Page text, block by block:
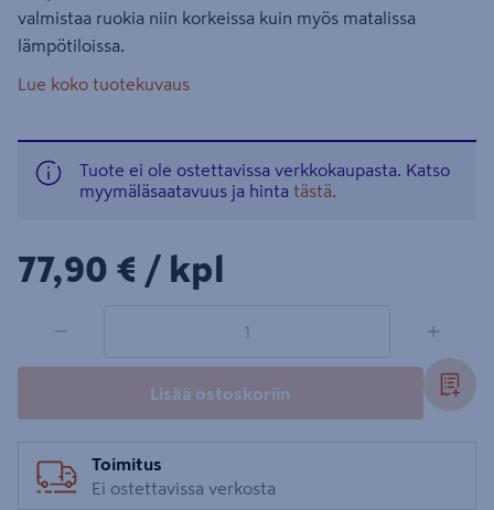
valmistaa ruokia niin korkeissa kuin myös matalissa
lämpötiloissa.
Lue koko tuotekuvaus
Tuote ei ole ostettavissa verkkokaupasta. Katso
myymäläsaatavuus ja hinta tästä.
77,90€/kpl
77,90 € / kpl
− +
Lisää ostoskoriin
Toimitus
Ei ostettavissa verkosta